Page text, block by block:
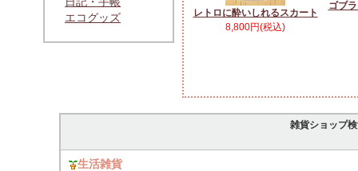
エコグッズ
レトロに酔いしれるスカート
8,800円(税込)
ゴブ
雑貨ショップ
生活雑貨